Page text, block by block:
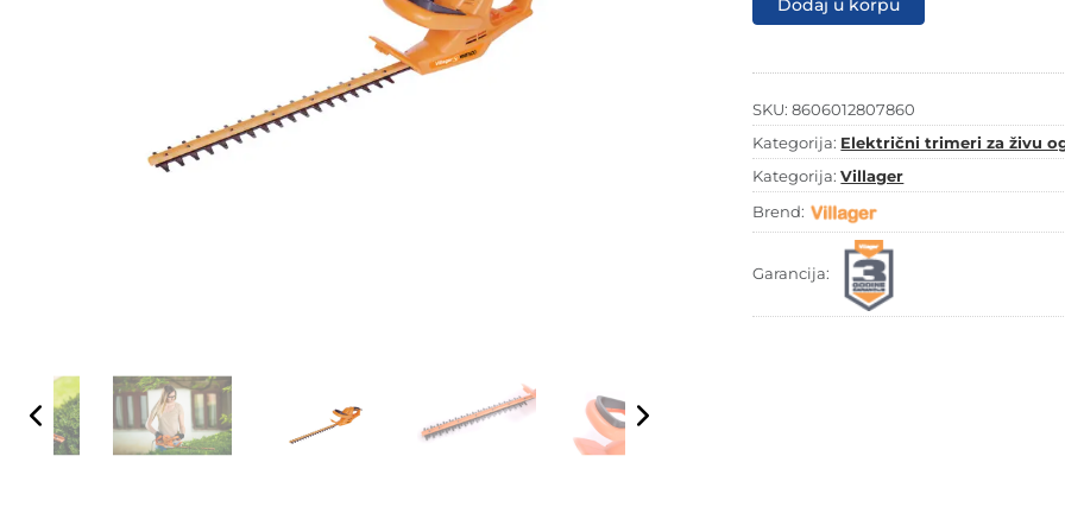
ogradu
Dodaj u korpu
SKU:8606012807860
Kategorija: Električni trimeri za živu
Kategorija:Villager
Brend:
Garancija: